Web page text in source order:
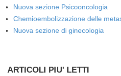
Nuova sezione Psicooncologia
Chemioembolizzazione delle
Nuova sezione di ginecologia
ARTICOLI PIU' LETTI